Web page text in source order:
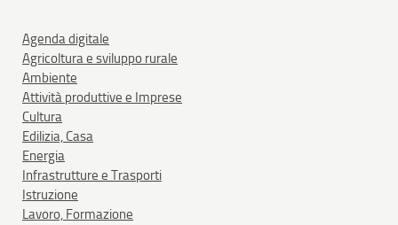
Agenda digitale
Agricoltura e sviluppo rurale
Ambiente
Attività produttive e Imprese
Cultura
Edilizia, Casa
Energia
Infrastrutture e Trasporti
Istruzione
Lavoro, Formazione